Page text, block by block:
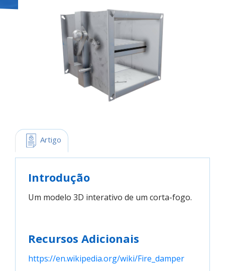
Artigo
Introdução
Um modelo 3D interativo de um corta-fogo.
Recursos Adicionais
https://en.wikipedia.org/wiki/Fire_damper